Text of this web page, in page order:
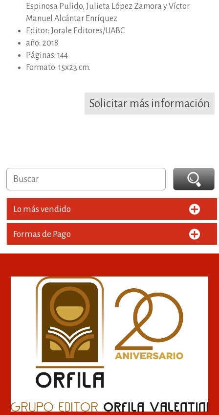
Espinosa Pulido, Julieta López Zamora y Víctor
Manuel Alcántar Enríquez
Editor: Jorale Editores/UABC
año: 2018
Páginas: 144
Formato: 15x23 cm.
Solicitar más información
Lo más vendido
Formas de Pago